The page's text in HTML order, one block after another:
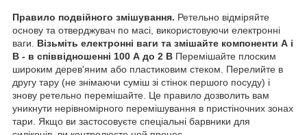
Правило подвійного змішування. Ретельно відміряйте
основу та отверджувач по масі, використовуючи електронні
ваги. Візьміть електронні ваги та змішайте компоненти А і
В - в співвідношенні 100 А до 2 В Перемішайте плоским
широким дерев'яним або пластиковим стеком. Перелийте в
другу тару (не знімаючи суміш зі стінок першого посуду) і
знову ретельно перемішайте. Це правило дозволить вам
уникнути нерівномірного перемішування в пристіночних зонах
тари. Якщо ви застосовуєте спеціальні барвники для